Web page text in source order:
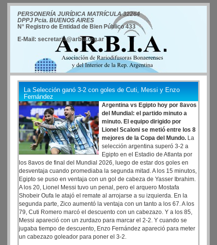
PERSONERÍA JURÍDICA MATRÍCULA 32264
DPPJ Pcia. BUENOS AIRES
N° Registro de Entidad de Bien Público 433
E-Mail: secretaria@arbia.org.ar
La Selección ganó 3-2 con goles de Cuti, Messi y Enzo
Fernández
Argentina vs Egipto hoy por 8avos
del Mundial: el partido minuto a
minuto. El equipo dirigido por
Lionel Scaloni se metió entre los 8
mejores de la Copa del Mundo. La
selección argentina superó 3-2 a
Egipto en el Estadio de Atlanta por
los 8avos de final del Mundial 2026, luego de estar dos goles en
desventaja cuando promediaba la segunda mitad. A los 15 minutos,
Egipto se puso en ventaja con un gol de cabeza de Yasser Ibrahim.
A los 20, Lionel Messi tuvo un penal, pero el arquero Mostafa
Shobeir Oufa le atajó el remate al arrojarse a su izquierda. En la
segunda parte, Zico aumentó la ventaja con un tanto a los 67. A los
79, Cuti Romero marcó el descuento con un cabezazo. Y a los 85,
Messi apareció con un zurdazo para marcar el 2-2. Y cuando se
jugaba tiempo de descuento, Enzo Fernández apareció para meter
un cabezazo goleador para poner el 3-2.